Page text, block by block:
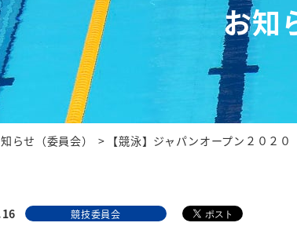
お知
らせ（委員会） 【競泳】ジャパンオープン２０２
競技委員会